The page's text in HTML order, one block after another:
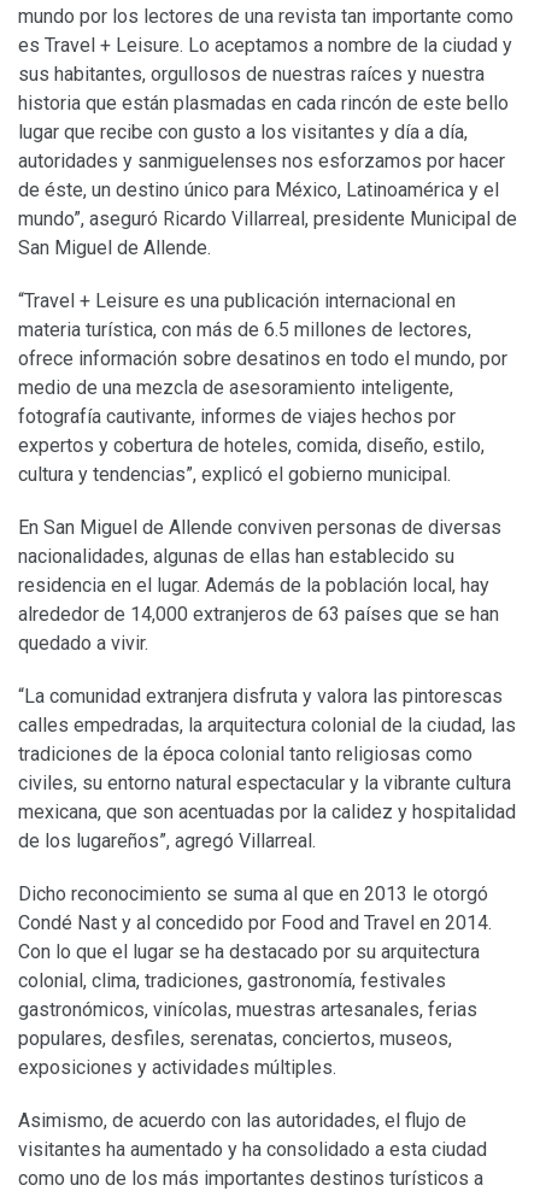
mundo por los lectores de una revista tan importante como
es Travel + Leisure. Lo aceptamos a nombre de la ciudad y
sus habitantes, orgullosos de nuestras raíces y nuestra
historia que están plasmadas en cada rincón de este bello
lugar que recibe con gusto a los visitantes y día a día,
autoridades y sanmiguelenses nos esforzamos por hacer
de éste, un destino único para México, Latinoamérica y el
mundo”, aseguró Ricardo Villarreal, presidente Municipal de
San Miguel de Allende.
“Travel + Leisure es una publicación internacional en
materia turística, con más de 6.5 millones de lectores,
ofrece información sobre desatinos en todo el mundo, por
medio de una mezcla de asesoramiento inteligente,
fotografía cautivante, informes de viajes hechos por
expertos y cobertura de hoteles, comida, diseño, estilo,
cultura y tendencias”, explicó el gobierno municipal.
En San Miguel de Allende conviven personas de diversas
nacionalidades, algunas de ellas han establecido su
residencia en el lugar. Además de la población local, hay
alrededor de 14,000 extranjeros de 63 países que se han
quedado a vivir.
“La comunidad extranjera disfruta y valora las pintorescas
calles empedradas, la arquitectura colonial de la ciudad, las
tradiciones de la época colonial tanto religiosas como
civiles, su entorno natural espectacular y la vibrante cultura
mexicana, que son acentuadas por la calidez y hospitalidad
de los lugareños”, agregó Villarreal.
Dicho reconocimiento se suma al que en 2013 le otorgó
Condé Nast y al concedido por Food and Travel en 2014.
Con lo que el lugar se ha destacado por su arquitectura
colonial, clima, tradiciones, gastronomía, festivales
gastronómicos, vinícolas, muestras artesanales, ferias
populares, desfiles, serenatas, conciertos, museos,
exposiciones y actividades múltiples.
Asimismo, de acuerdo con las autoridades, el flujo de
visitantes ha aumentado y ha consolidado a esta ciudad
como uno de los más importantes destinos turísticos a